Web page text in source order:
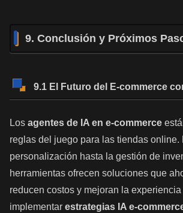
9. Conclusión y Próximos
9.1 El Futuro del E-commerce
Los agentes de IA en e-commerce
reglas del juego para las tiendas online.
personalización hasta la gestión de
herramientas ofrecen soluciones que
reducen costos y mejoran la experiencia
implementar estrategias IA e-